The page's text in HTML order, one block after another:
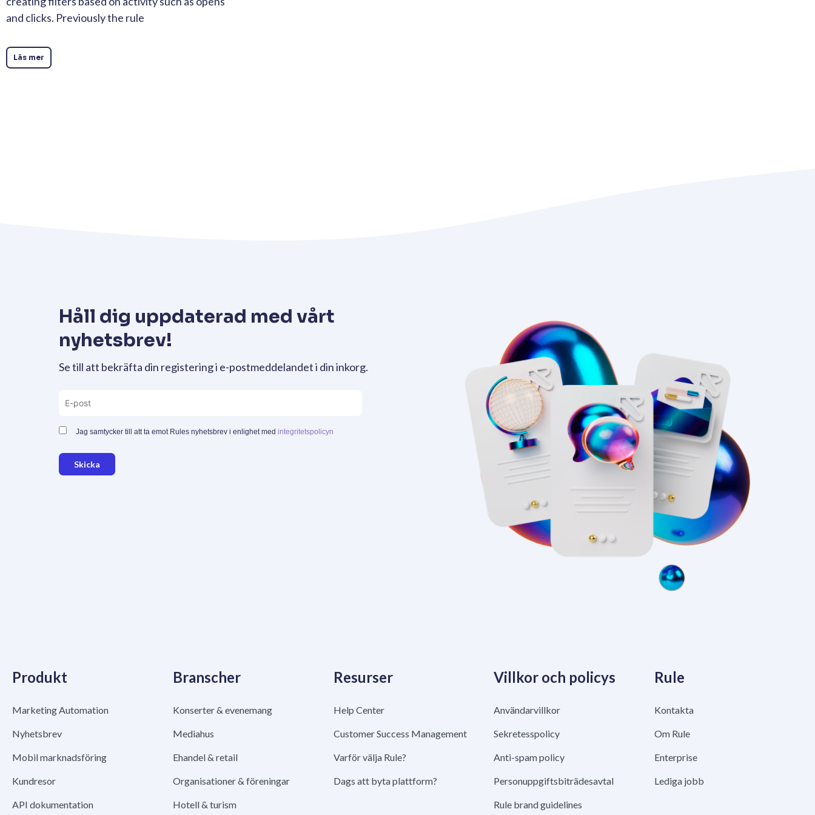
and clicks. Previously the rule
Läs mer
Håll dig uppdaterad med vårt
nyhetsbrev!
Se till att bekräfta din registering i e-postmeddelandet i din inkorg.
Jag samtycker till att ta emot Rules nyhetsbrev i enlighet med integritetspolicyn
Skicka
Produkt
Marketing Automation
Nyhetsbrev
Mobil marknadsföring
Kundresor
API dokumentation
Branscher
Konserter & evenemang
Mediahus
Ehandel & retail
Organisationer & föreningar
Hotell & turism
Resurser
Help Center
Customer Success Management
Varför välja Rule?
Dags att byta plattform?
Villkor och policys
Användarvillkor
Sekretesspolicy
Anti-spam policy
Personuppgiftsbiträdesavtal
Rule brand guidelines
Rule
Kontakta
Om Rule
Enterprise
Lediga jobb